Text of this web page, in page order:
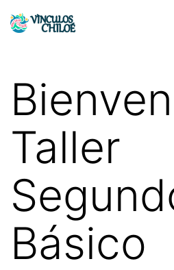
Saltar
Vínculos
Taller
Básico